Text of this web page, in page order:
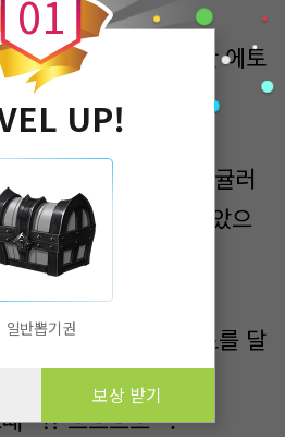
적인 기억이 되살아난 에토
을 질렀다.
. 이젠 괜찮아. 그 이레귤러
고, 네 상처도 벌써 나았으
태도를 유지하며 에토를 달
는 없었다.
으으으으···.”
01
UP!
일반뽑기권
보상 받기